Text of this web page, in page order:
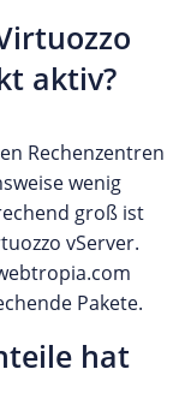
aktiv?
Rechenzentren
wenig
groß ist
vServer.
Pakete.
hat